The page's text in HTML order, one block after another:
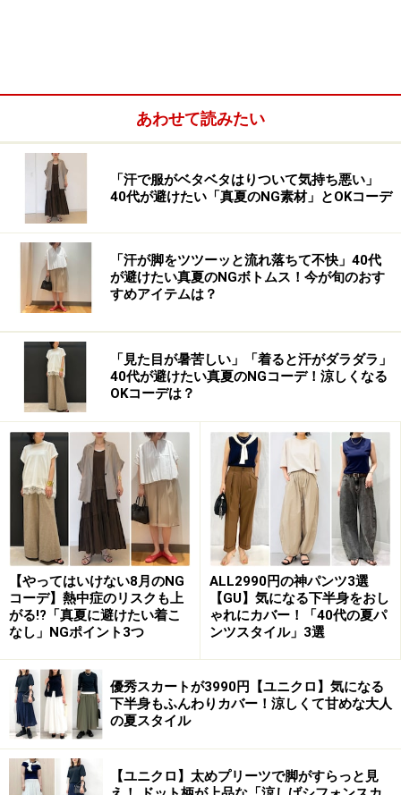
ミニーマウスがドット柄のドレスを作りあげていくスト
ーリーをもとにデザインされており、刺繍やフェルトな
どハンドクラフト感のあるデザインが特徴的です。
オランピア・ル・タン氏と秋元 梢さんの着
こなしポイント
2017年3月17日（金）、ユニクロ銀座店で開催されたトーク
ショーより。デザイナーのオランピア・ル・タン氏（写真
左）と親交のあるモデルの秋元梢さん（写真右）が登場。
（左から）ファッションデザイナーのオランピア・ル・タン
氏、モデルの秋元梢さん
本コレクションは、Tシャツはウィメンズとガールズの
タリ。一方で、「小物はいいけれど、キャラクターTシ
ャツを大人の女性が着こなすのって難しいのでは？」と
思われる方もいるかもしれません。でも、実は大人の女
性の着こなしにもぴったりなのです。
あわせて読みたい
「汗で服がベタベタはりついて気持ち悪い」
40代が避けたい「真夏のNG素材」とOKコーデ
「汗が脚をツツーッと流れ落ちて不快」40代
が避けたい真夏のNGボトムス！今が旬のおす
すめアイテムは？
「見た目が暑苦しい」「着ると汗がダラダラ」
40代が避けたい真夏のNGコーデ！涼しくなる
OKコーデは？
【やってはいけない8月のNG
コーデ】熱中症のリスクも上
がる!?「真夏に避けたい着こ
なし」NGポイント3つ
ALL2990円の神パンツ3選
【GU】気になる下半身をおし
ゃれにカバー！「40代の夏パ
ンツスタイル」3選
優秀スカートが3990円【ユニクロ】気になる
下半身もふんわりカバー！涼しくて甘めな大人
の夏スタイル
【ユニクロ】太めプリーツで脚がすらっと見